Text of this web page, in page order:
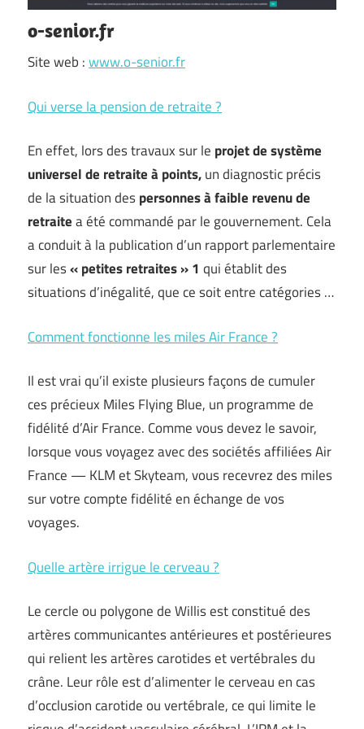
o-senior.fr
Site web :www.o-senior.fr
Qui verse la pension de retraite ?
En effet, lors des travaux sur le projet de système
universel de retraite à points,un diagnostic précis
de la situation despersonnes à faible revenu de
retraitea été commandé par le gouvernement. Cela
a conduit à la publication d’un rapport parlementaire
sur les« petites retraites » 1 qui établit des
situations d’inégalité, que ce soit entre catégories …
Comment fonctionne les miles Air France ?
Il est vrai qu’il existe plusieurs façons de cumuler
ces précieux Miles Flying Blue, un programme de
fidélité d’Air France. Comme vous devez le savoir,
lorsque vous voyagez avec des sociétés affiliées Air
France — KLM et Skyteam, vous recevrez des miles
sur votre compte fidélité en échange de vos
voyages.
Quelle artère irrigue le cerveau ?
Le cercle ou polygone de Willis est constitué des
artères communicantes antérieures et postérieures
qui relient les artères carotides et vertébrales du
crâne. Leur rôle est d’alimenter le cerveau en cas
d’occlusion carotide ou vertébrale, ce qui limite le